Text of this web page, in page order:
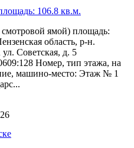
106.8 кв.м.
ямой) площадь:
область, р-н.
Советская, д. 5
Номер, тип этажа, на
машино-место: Этаж № 1